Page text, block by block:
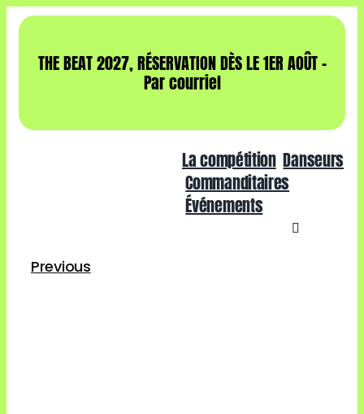
Skip
to
contentTHE BEAT 2027, RÉSERVATION DÈS LE 1ER AOÛT –
Par courriel
La compétition Danseurs
Commanditaires
Événements
Previous